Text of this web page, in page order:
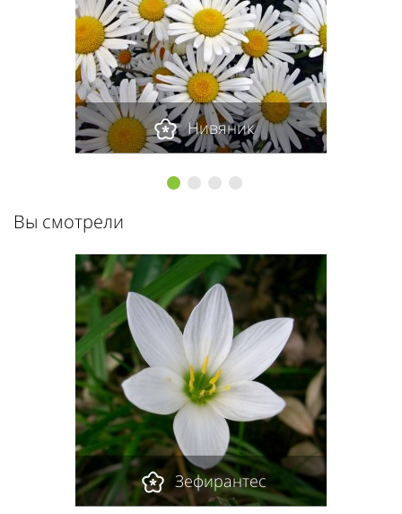
Нивяник
Вы смотрели
Зефирантес